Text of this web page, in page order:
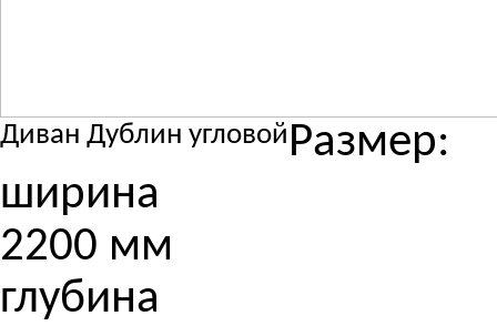
Диван Дублин угловойРазмер:
ширина
2200 мм
глубина